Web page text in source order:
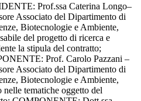
Prof.ssa Caterina Longo–
Associato del Dipartimento di
Biotecnologie e Ambiente,
del progetto di ricerca e
la stipula del contratto;
Prof. Carolo Pazzani –
Associato del Dipartimento di
Biotecnologie e Ambiente,
nelle tematiche oggetto del